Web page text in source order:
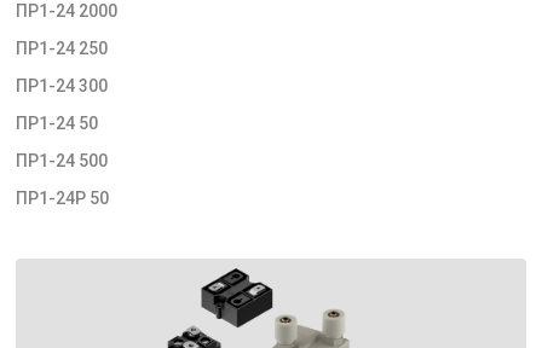
ПР1-24 2000
ПР1-24 250
ПР1-24 300
ПР1-24 50
ПР1-24 500
ПР1-24Р 50